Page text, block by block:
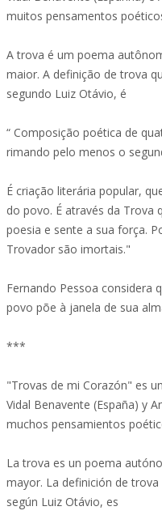
muitos pensamentos
A trova é um poema
maior. A definição de trova
segundo Luiz Otávio, é
“ Composição poética de
rimando pelo menos o
É criação literária popular,
do povo. É através da
poesia e sente a sua força.
Trovador são imortais."
Fernando Pessoa considera
povo põe à janela de sua
***
"Trovas de mi Corazón" es
Vidal Benavente (España) y
muchos pensamientos
La trova es un poema
mayor. La definición de
según Luiz Otávio, es